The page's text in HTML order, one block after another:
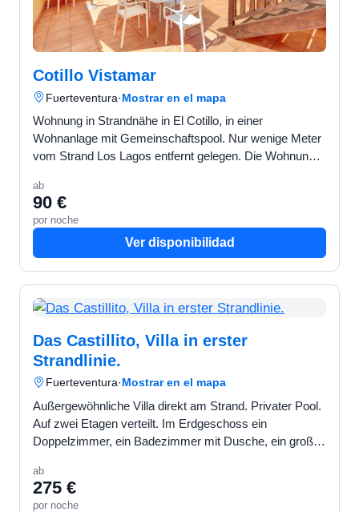
Cotillo Vistamar
Fuerteventura·Mostrar en el mapa
Wohnung in Strandnähe in El Cotillo, in einer
Wohnanlage mit Gemeinschaftspool. Nur wenige Meter
vom Strand Los Lagos entfernt gelegen. Die Wohnung
privaten Terr…
ab
90 €
por noche
Ver disponibilidad
Das Castillito, Villa in erster
Strandlinie.
Fuerteventura·Mostrar en el mapa
Außergewöhnliche Villa direkt am Strand. Privater Pool.
Auf zwei Etagen verteilt. Im Erdgeschoss ein
Doppelzimmer, ein Badezimmer mit Dusche, ein großes
Waschbereic…
ab
275 €
por noche